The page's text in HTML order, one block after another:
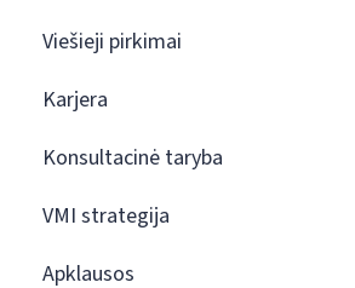
Viešieji pirkimai
Karjera
Konsultacinė taryba
VMI strategija
Apklausos